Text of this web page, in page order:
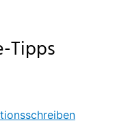
Tipps